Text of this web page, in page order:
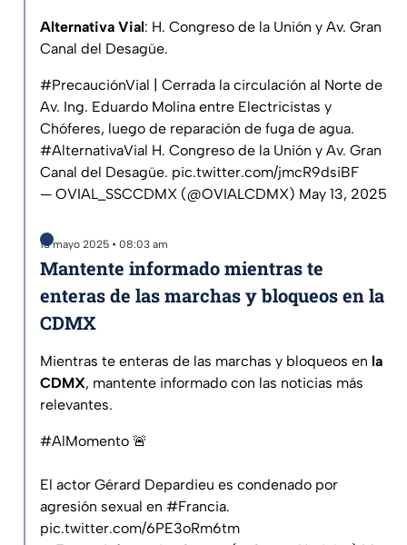
Alternativa Vial: H. Congreso de la Unión y Av. Gran
Canal del Desagüe.
#PrecauciónVial | Cerrada la circulación al Norte de
Av. Ing. Eduardo Molina entre Electricistas y
Chóferes, luego de reparación de fuga de agua.
#AlternativaVial H. Congreso de la Unión y Av. Gran
Canal del Desagüe. pic.twitter.com/jmcR9dsiBF
— OVIAL_SSCCDMX (@OVIALCDMX) May 13, 2025
13 mayo 2025 • 08:03 am
Mantente informado mientras te
enteras de las marchas y bloqueos en la
CDMX
Mientras te enteras de las marchas y bloqueos en la
CDMX, mantente informado con las noticias más
relevantes.
#AlMomento 🚨
El actor Gérard Depardieu es condenado por
agresión sexual en #Francia.
pic.twitter.com/6PE3oRm6tm